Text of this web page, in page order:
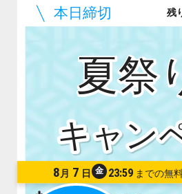
夏祭
8 月 7 日 金23:59
残